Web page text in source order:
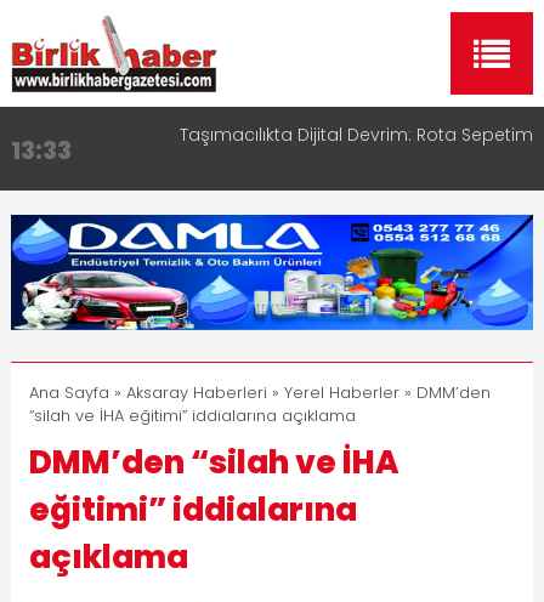
13:33 Taşımacılıkta Dijital Devrim: Rota Sepetim
17:15
Aksaray OSB Bölge Müdürü Makam Koltuğunu
Çocuklara Bıraktı
16:00
Aksaray Esnaf Rehberi ile Google ve Yapay Zeka
Aramalarında Öne Çıkın
8:23 Aksaray Esnaf Rehberi Hizmete Girdi
11:30
Birlikhaber.com Yayın Hayatına Başladı | Hızlı ve
Akıllı Haber Platformu
Ana Sayfa » Aksaray Haberleri » Yerel Haberler» DMM’den
“silah ve İHA eğitimi” iddialarına açıklama
DMM’den “silah ve İHA
eğitimi” iddialarına
açıklama